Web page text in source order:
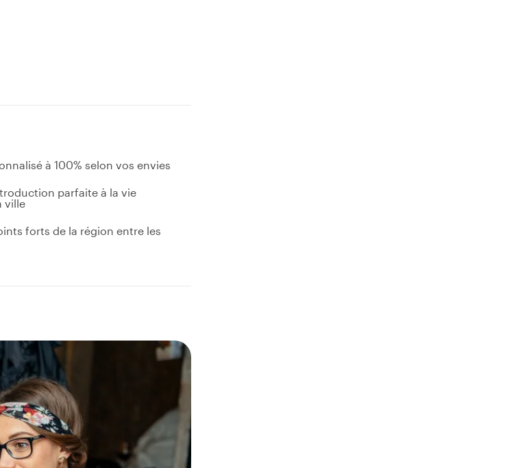
à 100% selon vos envies
parfaite à la vie
ville
forts de la région entre les